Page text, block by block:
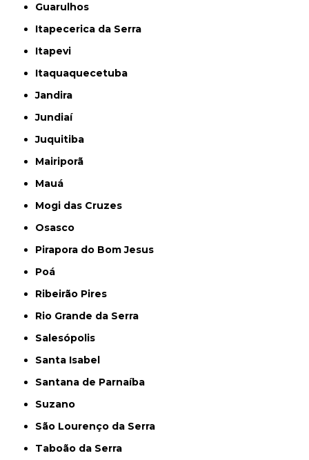
Guarulhos
Itapecerica da Serra
Itapevi
Itaquaquecetuba
Jandira
Jundiaí
Juquitiba
Mairiporã
Mauá
Mogi das Cruzes
Osasco
Pirapora do Bom Jesus
Poá
Ribeirão Pires
Rio Grande da Serra
Salesópolis
Santa Isabel
Santana de Parnaíba
Suzano
São Lourenço da Serra
Taboão da Serra